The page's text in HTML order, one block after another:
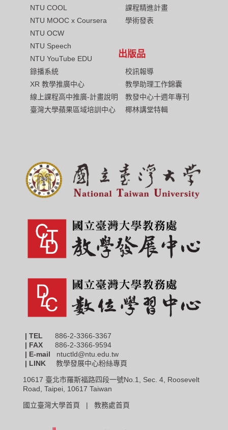
NTU COOL
NTU MOOC x Coursera
NTU OCW
NTU Speech
NTU YouTube EDU
錄播系統
XR 教學推廣中心
線上課程高中推廣-計畫說明
臺灣大學蘋果區域培訓中心
課程精進計畫
學術發表
出版品
校訊報導
教學助理工作錦囊
教發中心十週年專刊
椰林講堂特輯
| TEL 886-2-3366-3367
| FAX
886-2-3366-9594
| E-mail ntuctld@ntu.edu.tw
| LINK 教學發展中心粉絲專頁
10617 臺北市羅斯福路四段一號No.1, Sec. 4, Roosevelt
Road, Taipei, 10617 Taiwan
國立臺灣大學首頁 | 教務處首頁